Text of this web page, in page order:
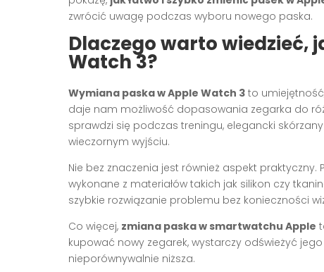
zwrócić uwagę podczas wyboru nowego paska.
Dlaczego warto wiedzieć,
Watch 3?
Wymiana paska w Apple Watch 3 to
daje nam możliwość dopasowania zegarka do
sprawdzi się podczas treningu, elegancki
wieczornym wyjściu.
Nie bez znaczenia jest również aspekt
wykonane z materiałów takich jak silikon czy
szybkie rozwiązanie problemu bez konieczności
Co więcej, zmiana paska w smartwatchu Apple
kupować nowy zegarek, wystarczy odświeżyć
nieporównywalnie niższa.